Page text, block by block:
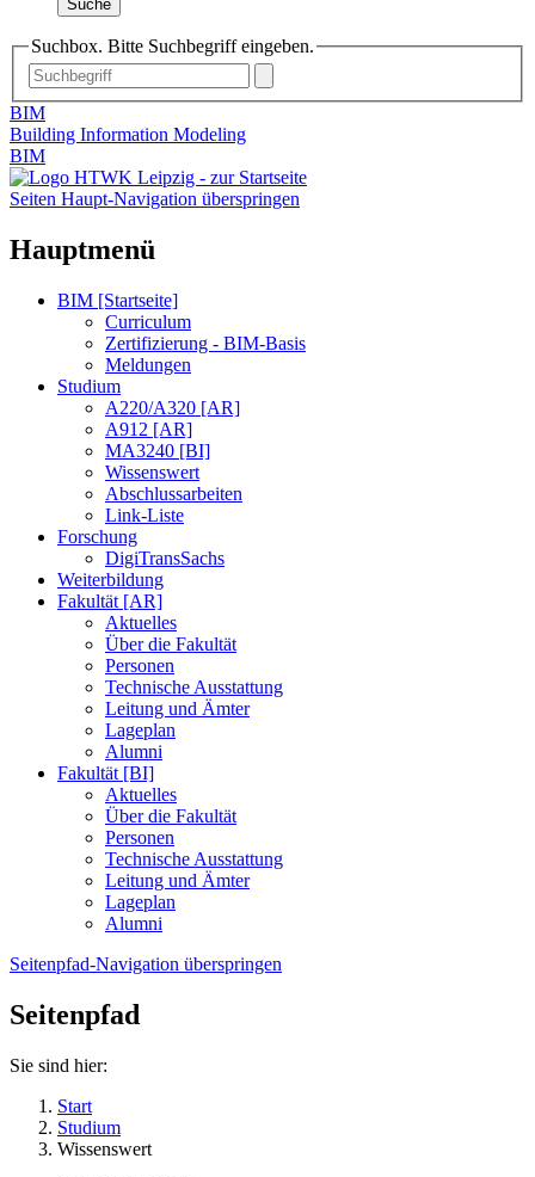
Suche
Suchbox. Bitte Suchbegriff eingeben.
BIM
Building Information Modeling
BIM
Seiten Haupt-Navigation überspringen
Hauptmenü
BIM [Startseite]
Curriculum
Zertifizierung - BIM-Basis
Meldungen
Studium
A220/A320 [AR]
A912 [AR]
MA3240 [BI]
Wissenswert
Abschlussarbeiten
Link-Liste
Forschung
DigiTransSachs
Weiterbildung
Fakultät [AR]
Aktuelles
Über die Fakultät
Personen
Technische Ausstattung
Leitung und Ämter
Lageplan
Alumni
Fakultät [BI]
Aktuelles
Über die Fakultät
Personen
Technische Ausstattung
Leitung und Ämter
Lageplan
Alumni
Seitenpfad-Navigation überspringen
Seitenpfad
Sie sind hier:
Start
Studium
Wissenswert